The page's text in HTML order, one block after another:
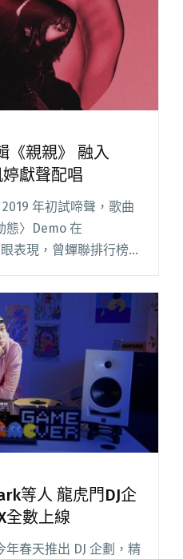
《親親》 融入
獻聲配唱
年初試啼聲，歌曲
態〉Demo 在
表現，曾蟬聯排行榜
至今收聽熱度不減，仍
可謂年輕世代最具代表
張專輯《親親》 融入
配唱"
等人 龍虎門DJ企
全數上線
春天推出 DJ 企劃，精